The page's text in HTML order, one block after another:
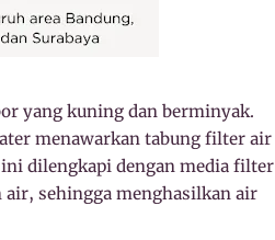
yang kuning dan berminyak.
menawarkan tabung filter air
dilengkapi dengan media filter
sehingga menghasilkan air